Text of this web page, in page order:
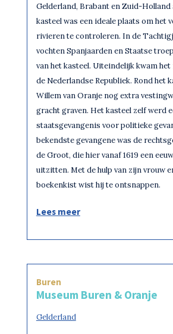
Gelderland, Brabant en Zuid-Holland
kasteel was een ideale plaats om het
rivieren te controleren. In de
vochten Spanjaarden en Staatse
van het kasteel. Uiteindelijk kwam het
de Nederlandse Republiek. Rond het
Willem van Oranje nog extra
gracht graven. Het kasteel zelf werd
staatsgevangenis voor politieke
bekendste gevangene was de
de Groot, die hier vanaf 1619 een
uitzitten. Met de hulp van zijn vrouw
boekenkist wist hij te ontsnappen.
Lees meer
Buren
Museum Buren & Oranje
Gelderland